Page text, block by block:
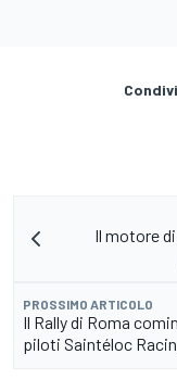
Il motore
PROSSIMO ARTICOLO
Il Rally di Roma
piloti Saintéloc